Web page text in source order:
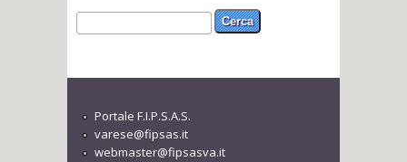
Form di ricerca
Cerca
Portale F.I.P.S.A.S.
varese@fipsas.it
webmaster@fipsasva.it